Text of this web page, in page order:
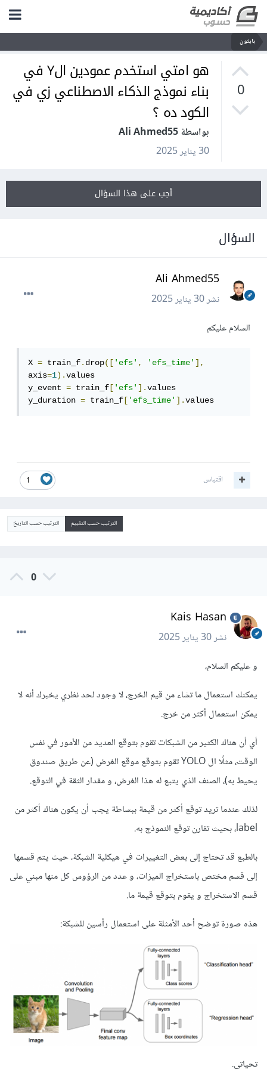
بايثون
0
هو امتي استخدم عمودين الY في
بناء نموذج الذكاء الاصطناعي زي في
الكود ده ؟
بواسطة Ali Ahmed55
30 يناير 2025
أجب على هذا السؤال
السؤال
Ali Ahmed55
نشر30 يناير 2025
السلام عليكم
X = train_f.drop(['efs', 'efs_time'],
axis=1).values
y_event = train_f ['efs'].values
y_duration = train_f ['efs_time'].values
1 اقتباس
الترتيب حسب التقييم الترتيب حسب التاريخ
0
Kais Hasan
نشر30 يناير 2025
و عليكم السلام،
يمكنك استعمال ما تشاء من قيم الخرج، لا وجود لحد نظري يخبرك أنه لا
يمكن استعمال أكثر من خرج.
أي أن هناك الكثير من الشبكات تقوم بتوقع العديد من الأمور في نفس
الوقت، مثلًا ال YOLO تقوم بتوقع موقع الغرض (عن طريق صندوق
يحيط به)، الصنف الذي يتبع له هذا الغرض، و مقدار الثقة في التوقع.
لذلك عندما تريد توقع أكثر من قيمة ببساطة يجب أن يكون هناك أكثر من
label، بحيث تقارن توقع النموذج به.
بالطبع قد تحتاج إلى بعض التغييرات في هيكلية الشبكة، حيث يتم قسمها
إلى قسم مختص باستخراج الميزات، و عدد من الرؤوس كل منها مبني على
قسم الاستخراج و يقوم بتوقع قيمة ما.
هذه صورة توضح أحد الأمثلة على استعمال رأسين للشبكة:
تحياتي.